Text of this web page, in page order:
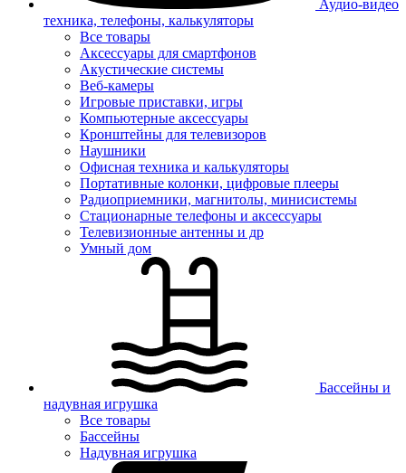
Аудио-видео
техника, телефоны, калькуляторы
Все товары
Аксессуары для смартфонов
Акустические системы
Веб-камеры
Игровые приставки, игры
Компьютерные аксессуары
Кронштейны для телевизоров
Наушники
Офисная техника и калькуляторы
Портативные колонки, цифровые плееры
Радиоприемники, магнитолы, минисистемы
Стационарные телефоны и аксессуары
Телевизионные антенны и др
Умный дом
Бассейны и
надувная игрушка
Все товары
Бассейны
Надувная игрушка